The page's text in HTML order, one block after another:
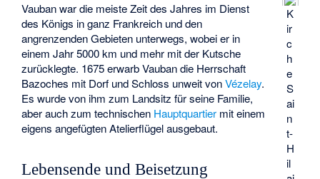
K
ir
c
h
e
S
ai
n
t-
H
il
Vauban war die meiste Zeit des Jahres im Dienst
des Königs in ganz Frankreich und den
angrenzenden Gebieten unterwegs, wobei er in
einem Jahr 5000 km und mehr mit der Kutsche
zurücklegte. 1675 erwarb Vauban die Herrschaft
Bazoches mit Dorf und Schloss unweit vonVézelay.
Es wurde von ihm zum Landsitz für seine Familie,
aber auch zum technischen Hauptquartier mit einem
eigens angefügten Atelierflügel ausgebaut.
Lebensende und Beisetzung